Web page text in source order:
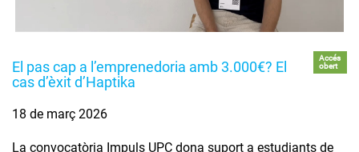
El pas cap a l’emprenedoria amb 3.000€? El
cas d’èxit d’Haptika
Accés
obert
18 de març 2026
La convocatòria Impuls UPC dona suport a estudiants de